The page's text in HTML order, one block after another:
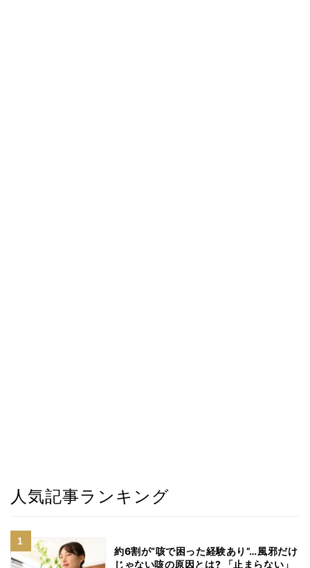
人気記事ランキング
約6割が“咳で困った経験あり”…風邪だけ
じゃない咳の原因とは? 「止まらない」